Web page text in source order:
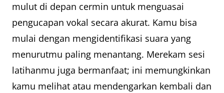
mulut di depan cermin untuk menguasai
pengucapan vokal secara akurat. Kamu bisa
mulai dengan mengidentifikasi suara yang
menurutmu paling menantang. Merekam sesi
latihanmu juga bermanfaat; ini memungkinkan
kamu melihat atau mendengarkan kembali dan